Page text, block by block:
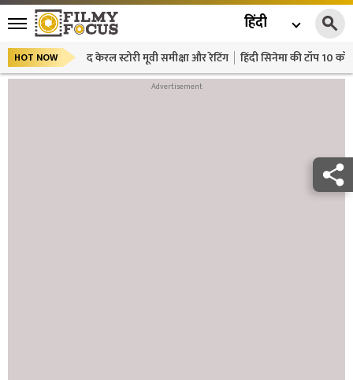
हिंदी
HOT NOW द केरल स्टोरी मूवी समीक्षा और रेटिंग हिंदी सिनेमा की टॉप 10